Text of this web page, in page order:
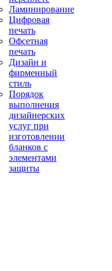
Ламинирование
Цифровая
печать
Офсетная
печать
Дизайн и
фирменный
стиль
Порядок
выполнения
дизайнерских
услуг при
изготовлении
бланков с
элементами
защиты